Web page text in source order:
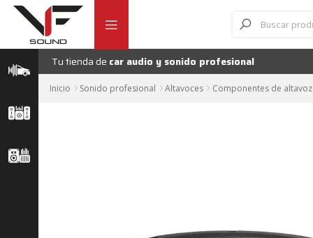
Ir
navegación
Ir
contenido
de
productos
Tu tienda de car audio y sonido profesional
Inicio Sonido profesional Altavoces Componentes de altavoz